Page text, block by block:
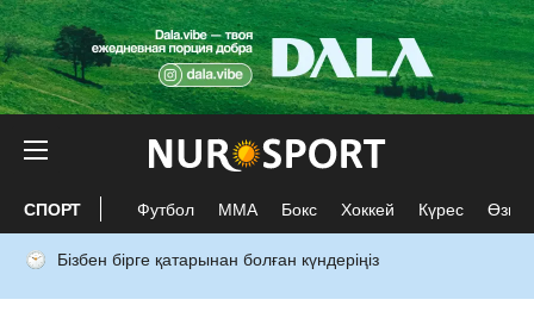
СПОРТ Футбол ММА Бокс Хоккей Күрес Өзге
Бізбен бірге қатарынан болған күндеріңіз